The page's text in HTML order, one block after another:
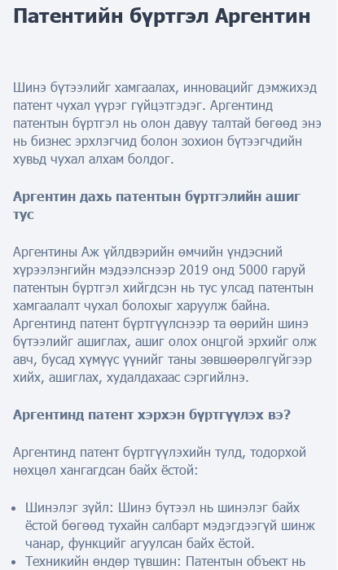
Патентийн бүртгэл Аргентин
Шинэ бүтээлийг хамгаалах, инновацийг дэмжихэд
патент чухал үүрэг гүйцэтгэдэг. Аргентинд
патентын бүртгэл нь олон давуу талтай бөгөөд энэ
нь бизнес эрхлэгчид болон зохион бүтээгчдийн
хувьд чухал алхам болдог.
Аргентин дахь патентын бүртгэлийн ашиг
тус
Аргентины Аж үйлдвэрийн өмчийн үндэсний
хүрээлэнгийн мэдээлснээр 2019 онд 5000 гаруй
патентын бүртгэл хийгдсэн нь тус улсад патентын
хамгаалалт чухал болохыг харуулж байна.
Аргентинд патент бүртгүүлснээр та өөрийн шинэ
бүтээлийг ашиглах, ашиг олох онцгой эрхийг олж
авч, бусад хүмүүс үүнийг таны зөвшөөрөлгүйгээр
хийх, ашиглах, худалдахаас сэргийлнэ.
Аргентинд патент хэрхэн бүртгүүлэх вэ?
Аргентинд патент бүртгүүлэхийн тулд, тодорхой
нөхцөл хангагдсан байх ёстой:
Шинэлэг зүйл: Шинэ бүтээл нь шинэлэг байх
ёстой бөгөөд тухайн салбарт мэдэгдээгүй шинж
чанар, функцийг агуулсан байх ёстой.
Техникийн өндөр түвшин: Патентын объект нь